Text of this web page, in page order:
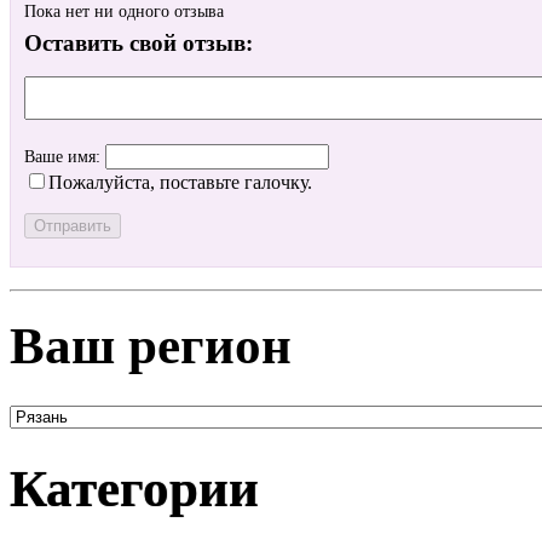
Пока нет ни одного отзыва
Оставить свой отзыв:
Ваше имя:
Пожалуйста, поставьте галочку.
Ваш регион
Категории